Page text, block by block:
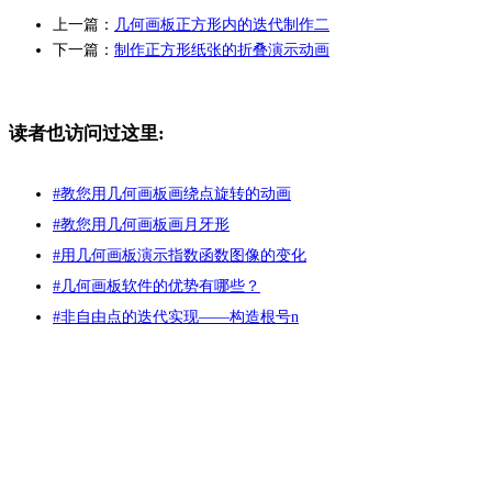
选中整个正方形执行“变换”——“反射”示例
用了几何画板反射功能，作为初学者，多练习几遍即可熟练掌握。如
需了解更多几何画板画花瓣图形的教程，可参考
图形。
上一篇： 几何画板正方形内的迭代制作二
下一篇： 制作正方形纸张的折叠演示动画
读者也访问过这里:
#教您用几何画板画绕点旋转的动画
#教您用几何画板画月牙形
#用几何画板演示指数函数图像的变化
#几何画板软件的优势有哪些？
#非自由点的迭代实现——构造根号n